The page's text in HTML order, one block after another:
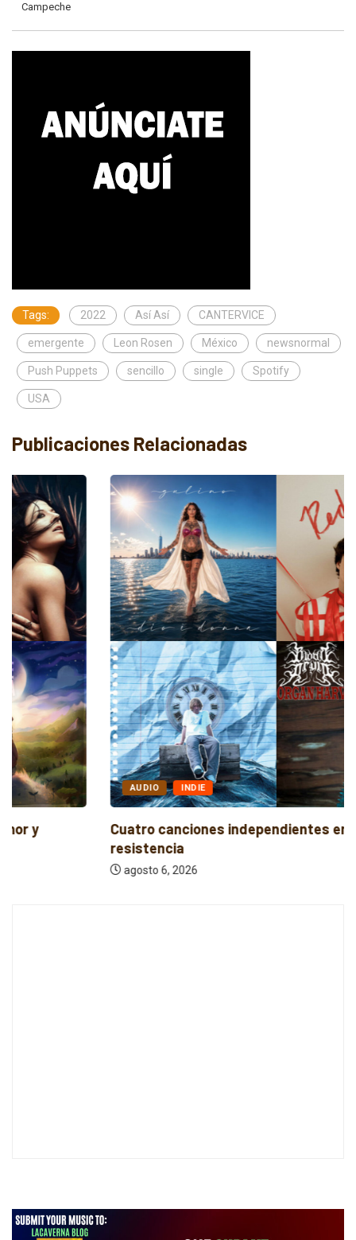
Campeche
Tags: 2022 Así Así CANTERVICE
emergente Leon Rosen México newsnormal
Push Puppets sencillo single Spotify
USA
Publicaciones Relacionadas
AUDIO
Cuatro canciones independientes entre reflexión y